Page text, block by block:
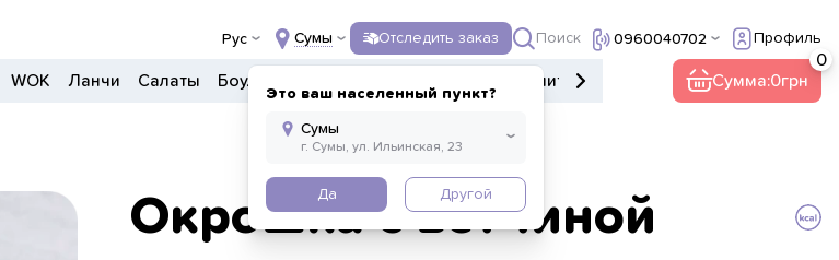
Рус Сумы
Это ваш населенный пункт?
Да Другой
Отследить заказ Поиск 0960040702 Профиль
WOK Ланчи Салаты Боулы Напитки Сумма:0
Окрошка с ветчиной